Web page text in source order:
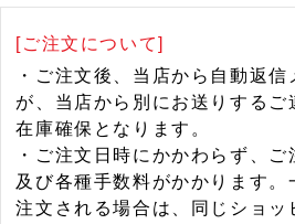
[ご注文について]
・ご注文後、当店から自動返
が、当店から別にお送りするご
在庫確保となります。
・ご注文日時にかかわらず、
及び各種手数料がかかります
注文される場合は、同じショッ